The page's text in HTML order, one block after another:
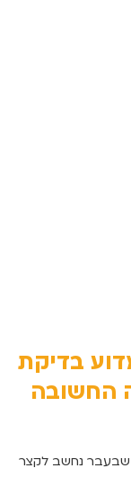
מדוע בדיקת
החשובה
שבעבר נחשב לקצר